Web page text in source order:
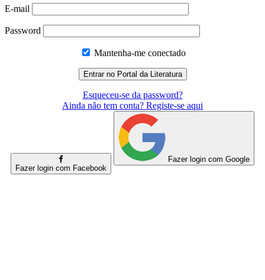
E-mail
Password
Mantenha-me conectado
Esqueceu-se da password?
Ainda não tem conta? Registe-se aqui
Fazer login com Facebook
Fazer login com Google